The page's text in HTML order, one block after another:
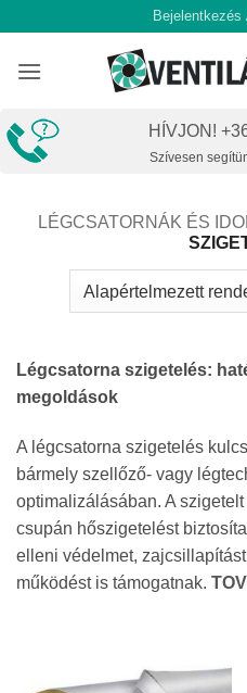
content
HÍVJON!
Szívesen
LÉGCSATORNÁK ÉS
Légcsatorna szigetelés:
megoldások
A légcsatorna szigetelés
bármely szellőző- vagy
optimalizálásában. A
csupán hőszigetelést
elleni védelmet,
működést is támogatnak.